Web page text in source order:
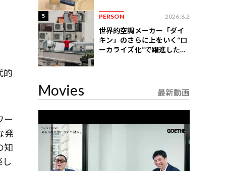
的
ー
発
知
5 PERSON 2026.8.2
世界的空調メーカー「ダイ
キン」のさらに上をいく“ロ
ーカライズ化”で躍進したイ
Movies 最新動画